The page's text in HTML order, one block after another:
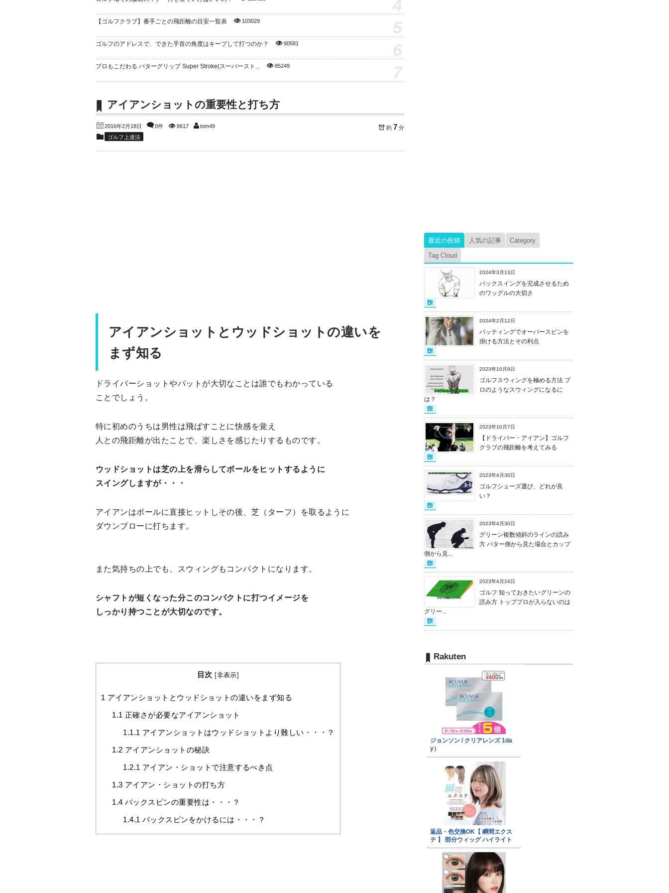
【ゴルフクラブ】番手ごとの飛距離の目安一覧表 103029
ゴルフのアドレスで、できた手首の角度はキープして打つのか？ 90581
プロもこだわる パターグリップ Super Stroke(スーパースト... 85249
アイアンショットの重要性と打ち方
2016年2月18日 0件 8617 tom49 約 7 分
ゴルフ上達法
アイアンショットとウッドショットの違いを
まず知る
ドライバーショットやパットが大切なことは誰でもわかっている
ことでしょう。
特に初めのうちは男性は飛ばすことに快感を覚え
人との飛距離が出たことで、楽しさを感じたりするものです。
ウッドショットは芝の上を滑らしてボールをヒットするように
スイングしますが・・・
アイアンはボールに直接ヒットしその後、芝（ターフ）を取るように
ダウンブローに打ちます。
また気持ちの上でも、スウィングもコンパクトになります。
シャフトが短くなった分このコンパクトに打つイメージを
しっかり持つことが大切なのです。
目次 [非表示]
1 アイアンショットとウッドショットの違いをまず知る
1.1 正確さが必要なアイアンショット
1.1.1 アイアンショットはウッドショットより難しい・・・？
1.2 アイアンショットの秘訣
1.2.1 アイアン・ショットで注意するべき点
1.3 アイアン・ショットの打ち方
1.4 バックスピンの重要性は・・・？
1.4.1 バックスピンをかけるには・・・？
最近の投稿 人気の記事
Category
Tag Cloud
2024年3月13日
バックスイングを完成させるため
のワッグルの大切さ
2024年2月12日
パッティングでオーバースピンを
掛ける方法とその利点
2023年10月9日
ゴルフスウィングを極める方法 プ
ロのようなスウィングになるに
は？
2023年10月7日
【ドライバー・アイアン】ゴルフ
クラブの飛距離を考えてみる
2023年4月30日
ゴルフシューズ選び、どれが良
い？
2023年4月30日
グリーン複数傾斜のラインの読み
方 パター側から見た場合とカップ
側から見...
2023年4月24日
ゴルフ 知っておきたいグリーンの
読み方 トッププロが入らないのは
グリー...
Rakuten